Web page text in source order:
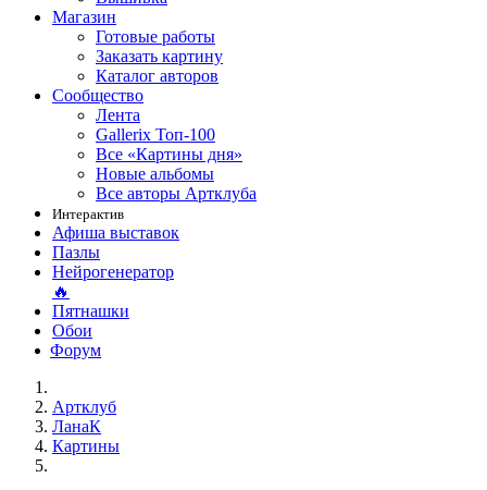
Магазин
Готовые работы
Заказать картину
Каталог авторов
Сообщество
Лента
Gallerix Топ-100
Все «Картины дня»
Новые альбомы
Все авторы Артклуба
Интерактив
Афиша выставок
Пазлы
Нейрогенератор
🔥
Пятнашки
Обои
Форум
Артклуб
ЛанаК
Картины